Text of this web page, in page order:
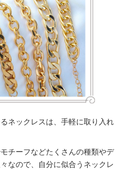
ネックレスは、手軽に取り入れ
チーフなどたくさんの種類やデ
なので、自分に似合うネックレ